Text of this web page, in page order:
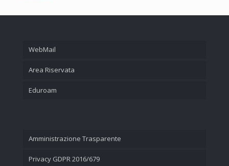
WebMail
Area Riservata
Eduroam
Amministrazione Trasparente
Privacy GDPR 2016/679